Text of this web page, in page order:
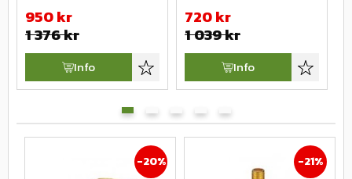
950kr
1 376kr
Lägg till i favoriter
Info
720kr
1 039kr
Lägg till
Info
20% 21%